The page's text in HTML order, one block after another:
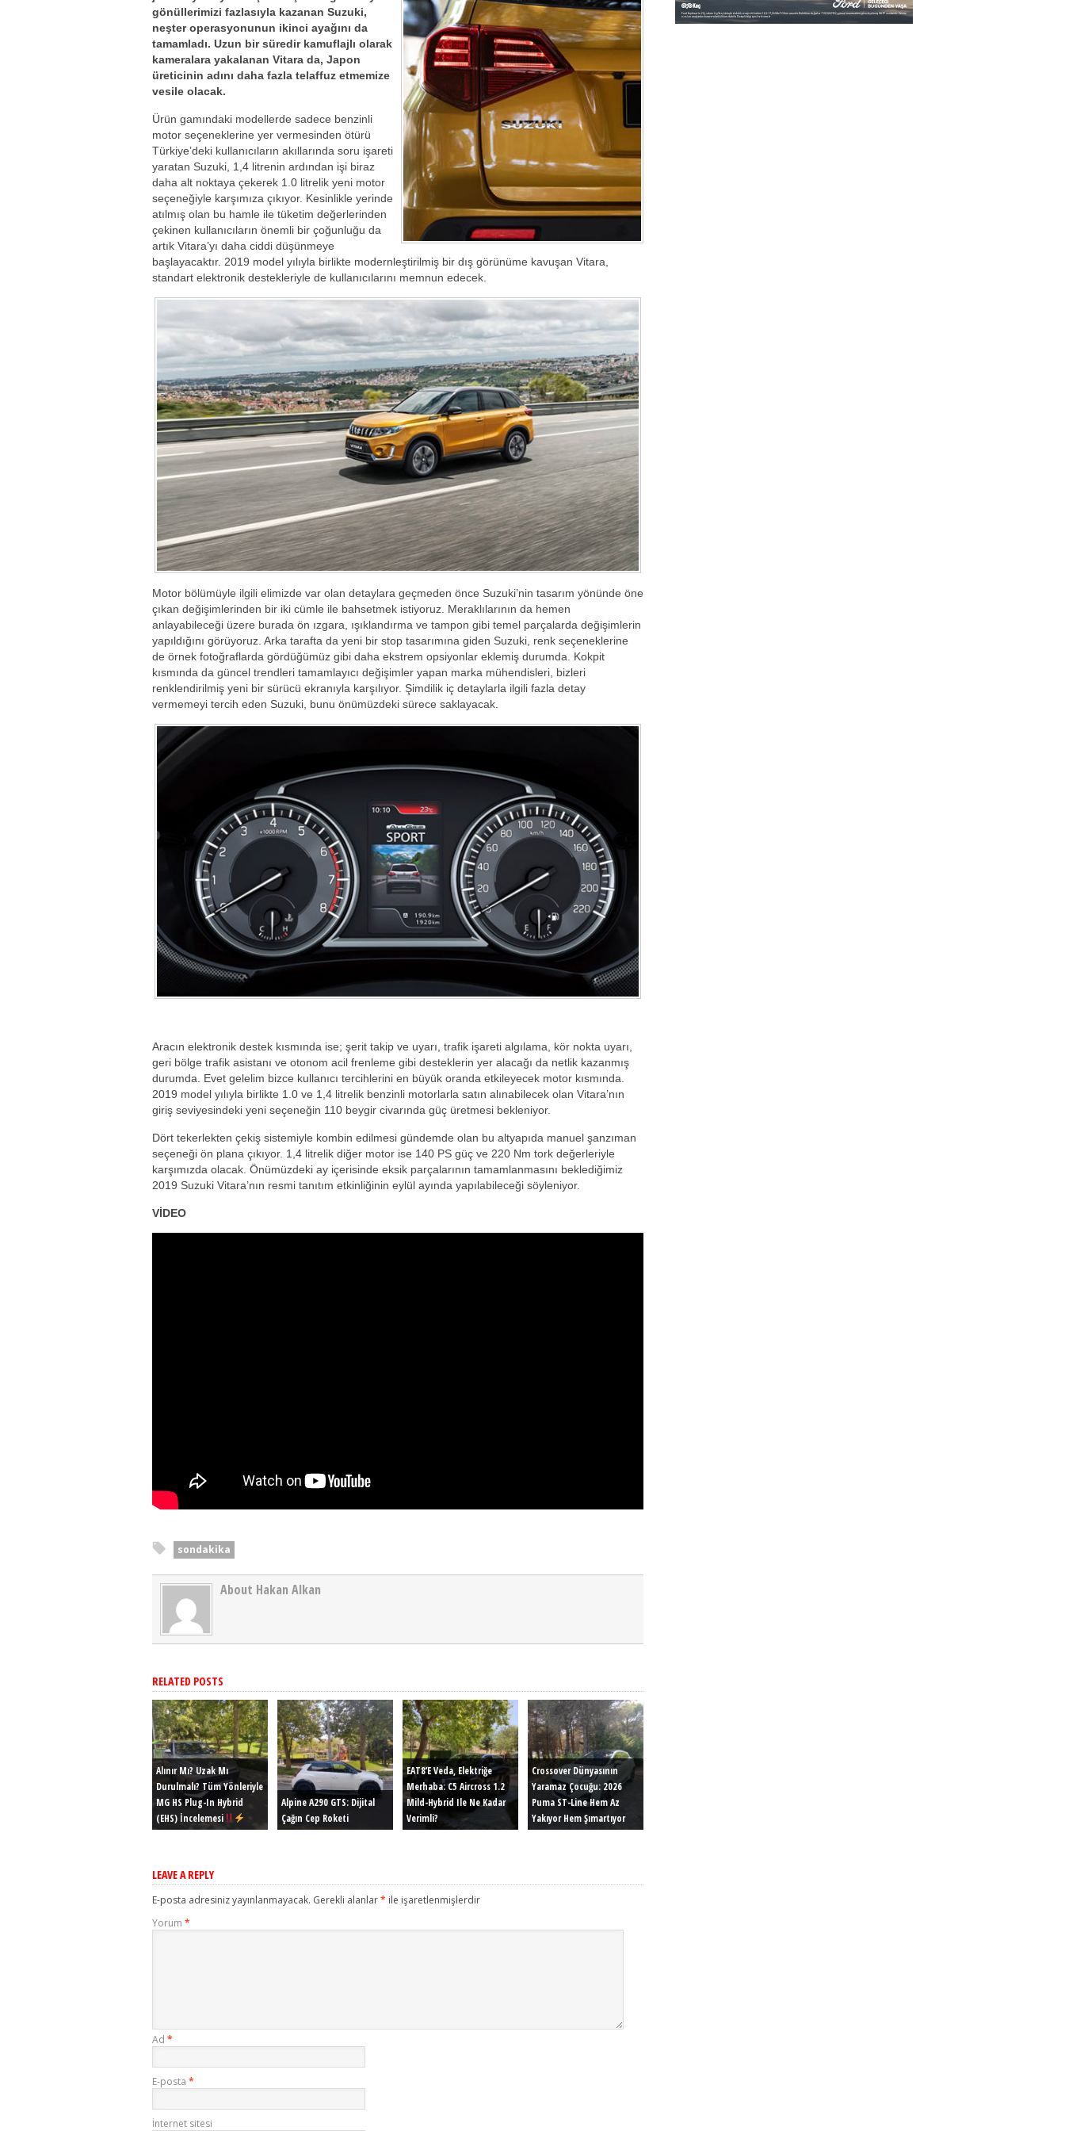
gönüllerimizi fazlasıyla kazanan Suzuki,
neşter operasyonunun ikinci ayağını da
tamamladı. Uzun bir süredir kamuflajlı olarak
kameralara yakalanan Vitara da, Japon
üreticinin adını daha fazla telaffuz etmemize
vesile olacak.
Ürün gamındaki modellerde sadece benzinli
motor seçeneklerine yer vermesinden ötürü
Türkiye’deki kullanıcıların akıllarında soru işareti
yaratan Suzuki, 1,4 litrenin ardından işi biraz
daha alt noktaya çekerek 1.0 litrelik yeni motor
seçeneğiyle karşımıza çıkıyor. Kesinlikle yerinde
atılmış olan bu hamle ile tüketim değerlerinden
çekinen kullanıcıların önemli bir çoğunluğu da
artık Vitara’yı daha ciddi düşünmeye
başlayacaktır. 2019 model yılıyla birlikte modernleştirilmiş bir dış görünüme kavuşan Vitara,
standart elektronik destekleriyle de kullanıcılarını memnun edecek.
Motor bölümüyle ilgili elimizde var olan detaylara geçmeden önce Suzuki’nin tasarım yönünde öne
çıkan değişimlerinden bir iki cümle ile bahsetmek istiyoruz. Meraklılarının da hemen
anlayabileceği üzere burada ön ızgara, ışıklandırma ve tampon gibi temel parçalarda değişimlerin
yapıldığını görüyoruz. Arka tarafta da yeni bir stop tasarımına giden Suzuki, renk seçeneklerine
de örnek fotoğraflarda gördüğümüz gibi daha ekstrem opsiyonlar eklemiş durumda. Kokpit
kısmında da güncel trendleri tamamlayıcı değişimler yapan marka mühendisleri, bizleri
renklendirilmiş yeni bir sürücü ekranıyla karşılıyor. Şimdilik iç detaylarla ilgili fazla detay
vermemeyi tercih eden Suzuki, bunu önümüzdeki sürece saklayacak.
Aracın elektronik destek kısmında ise; şerit takip ve uyarı, trafik işareti algılama, kör nokta uyarı,
geri bölge trafik asistanı ve otonom acil frenleme gibi desteklerin yer alacağı da netlik kazanmış
durumda. Evet gelelim bizce kullanıcı tercihlerini en büyük oranda etkileyecek motor kısmında.
2019 model yılıyla birlikte 1.0 ve 1,4 litrelik benzinli motorlarla satın alınabilecek olan Vitara’nın
giriş seviyesindeki yeni seçeneğin 110 beygir civarında güç üretmesi bekleniyor.
Dört tekerlekten çekiş sistemiyle kombin edilmesi gündemde olan bu altyapıda manuel şanzıman
seçeneği ön plana çıkıyor. 1,4 litrelik diğer motor ise 140 PS güç ve 220 Nm tork değerleriyle
karşımızda olacak. Önümüzdeki ay içerisinde eksik parçalarının tamamlanmasını beklediğimiz
2019 Suzuki Vitara’nın resmi tanıtım etkinliğinin eylül ayında yapılabileceği söyleniyor.
VİDEO
sondakika
About Hakan Alkan
RELATED POSTS
Alınır Mı? Uzak Mı
Durulmalı? Tüm Yönleriyle
MG HS Plug-In Hybrid
(EHS) İncelemesi
Alpine A290 GTS: Dijital
Çağın Cep Roketi
EAT8’e Veda, Elektriğe
Merhaba: C5 Aircross 1.2
Mild-Hybrid Ile Ne Kadar
Verimli?
Crossover Dünyasının
Yaramaz Çocuğu: 2026
Puma ST-Line Hem Az
Yakıyor Hem Şımartıyor
LEAVE A REPLY
E-posta adresiniz yayınlanmayacak. Gerekli alanlar* ile işaretlenmişlerdir
Yorum *
Ad *
E-posta *
İnternet sitesi